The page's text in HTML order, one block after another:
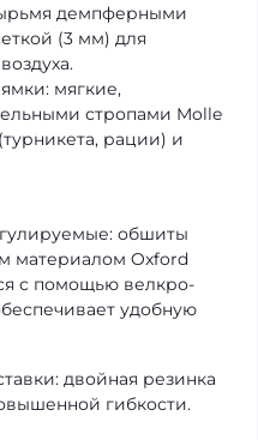
демпферными
(3 мм) для
мягкие,
стропами Molle
рации) и
обшиты
материалом Oxford
с помощью велкро-
удобную
двойная резинка
гибкости.